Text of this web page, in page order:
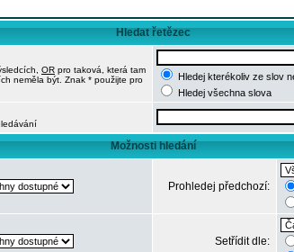
Hledat řetězec
OR pro taková, která tam
neměla být. Znak * použijte pro
Hledej kterékoliv ze slov
Hledej všechna slova
Možnosti hledání
Prohledej předchozí:
Setřídit dle: